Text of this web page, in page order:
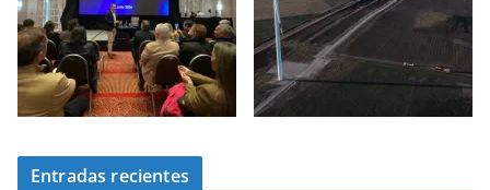
Entradas recientes